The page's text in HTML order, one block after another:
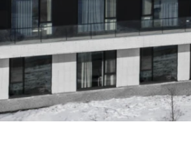
Carrières
Contact